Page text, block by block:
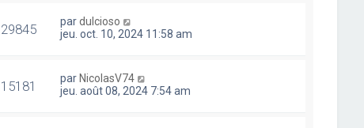
29845 pardulcioso
jeu. oct. 10, 2024 11:58 am
15181 par NicolasV74
jeu. août 08, 2024 7:54 am